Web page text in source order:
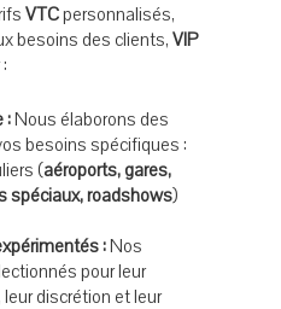
VTCpersonnalisés,
besoins des clients, VIP
:Nous élaborons des
besoins spécifiques :
(aéroports, gares,
spéciaux, roadshows)
:Nos
pour leur
discrétion et leur